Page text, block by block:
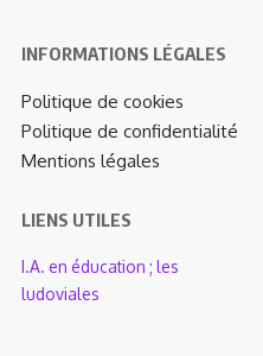
INFORMATIONS LÉGALES
Politique de cookies
Politique de confidentialité
Mentions légales
LIENS UTILES
I.A. en éducation ; les
ludoviales